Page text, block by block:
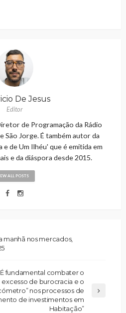
De Jesus
Editor
de Programação da Rádio
São Jorge. É também autor da
de Um Ilhéu' que é emitida em
e da diáspora desde 2015.
ALL POSTS
manhã nos mercados,
fundamental combater o
excesso de burocracia e o
nos processos de
de investimentos em
Habitação”